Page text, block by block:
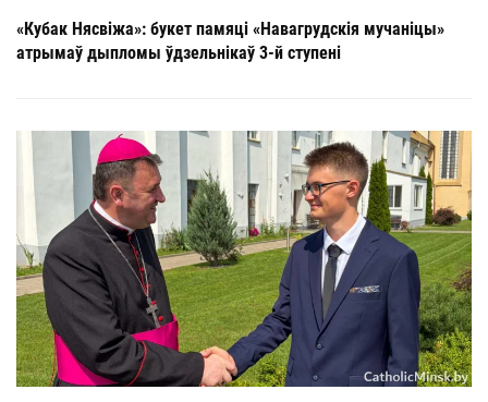
«Кубак Нясвіжа»: букет памяці «Навагрудскія мучаніцы»
атрымаў дыпломы ўдзельнікаў 3-й ступені